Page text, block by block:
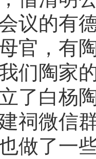
议的有
官，有
们陶家
了白杨
祠微信
做了一